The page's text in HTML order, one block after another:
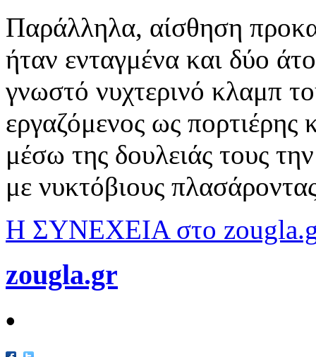
Παράλληλα, αίσθηση
ήταν ενταγμένα και δύο
γνωστό νυχτερινό κλαμπ
εργαζόμενος ως
μέσω της δουλειάς τους
με νυκτόβιους
Η ΣΥΝΕΧΕΙΑ στο
zougla.gr
•